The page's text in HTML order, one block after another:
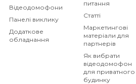
Відеодомофони
Панелі виклику
Додаткове
обладнання
питання
Статті
Маркетингові
матеріали для
партнерів
Як вибрати
відеодомофон
для приватного
будинку